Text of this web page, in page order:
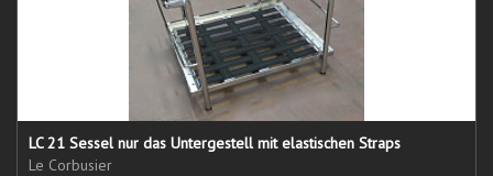
LC 21 Sessel nur das Untergestell mit elastischen Straps
Le Corbusier